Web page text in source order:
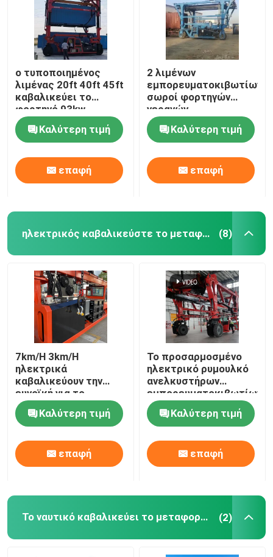
Προϊόντα
Βίντεο
Περίπου εμείς
Γύρος εργοστασίων
Ποιοτικός έλεγχος
Ζητήστε ένα απόσπασμα
ο τυποποιημένος
λιμένας 20ft 40ft 45ft
καβαλικεύει το
φορτηγό 93kw
μεταφορέων με τη
μηχανή της Cummins
Καλύτερη τιμή
επαφή
2 λιμένων
εμπορευματοκιβωτίων
σωροί φορτηγών
γερανών,
τυποποιημένος
ανυψωτικός
εξοπλισμός
εμπορευματοκιβωτίων
Καλύτερη τιμή
επαφή
ηλεκτρικός καβαλικεύστε το μεταφορέα (8)
7km/H 3km/H
ηλεκτρικά
καβαλικεύουν την
ευνοϊκή για το
περιβάλλον
απαγόρευση του
καπνίσματος γερανών
50T μεταφορέων
Καλύτερη τιμή
επαφή
Το προσαρμοσμένο
ηλεκτρικό ρυμουλκό
ανελκυστήρων
εμπορευματοκιβωτίων,
70T καβαλικεύει το
γερανό μεταφορέων
Καλύτερη τιμή
επαφή
Το ναυτικό καβαλικεύει το μεταφορέα (2)